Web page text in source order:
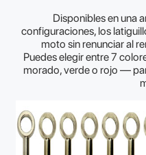
Disponibles en una
configuraciones, los
moto sin renunciar al
Puedes elegir entre 7
morado, verde o rojo —